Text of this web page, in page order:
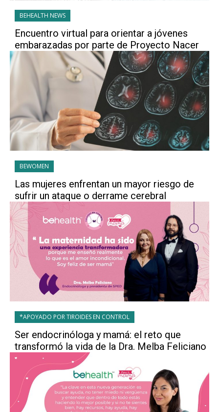
BEHEALTH NEWS
Encuentro virtual para orientar a jóvenes
embarazadas por parte de Proyecto Nacer
BEWOMEN
Las mujeres enfrentan un mayor riesgo de
sufrir un ataque o derrame cerebral
*APOYADO POR TIROIDES EN CONTROL
Ser endocrinóloga y mamá: el reto que
transformó la vida de la Dra. Melba Feliciano